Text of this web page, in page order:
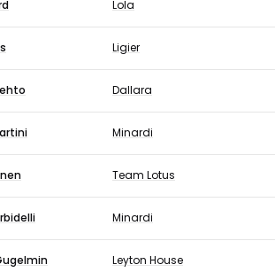
Lola
Ligier
Dallara
Minardi
Team Lotus
Minardi
Leyton House